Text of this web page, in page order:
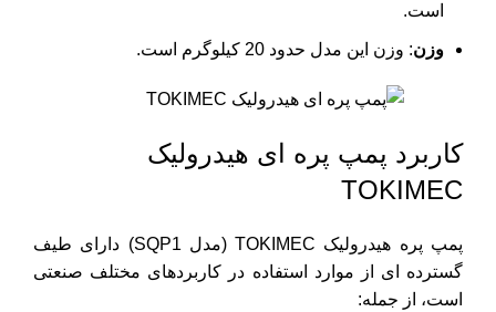
است.
وزن: وزن این مدل حدود 20 کیلوگرم است.
کاربرد پمپ پره ای هیدرولیک
TOKIMEC
پمپ پره هیدرولیک TOKIMEC (مدل SQP1) دارای طیف
گسترده ای از موارد استفاده در کاربردهای مختلف صنعتی
است، از جمله: